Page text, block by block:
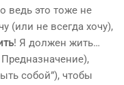
ведь это тоже не
(или не всегда хочу),
! Я должен жить…
собой”), чтобы